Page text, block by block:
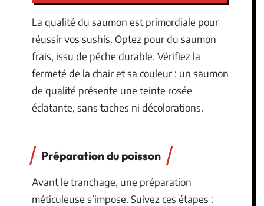
La qualité du saumon est primordiale pour
réussir vos sushis. Optez pour du saumon
frais, issu de pêche durable. Vérifiez la
fermeté de la chair et sa couleur : un saumon
de qualité présente une teinte rosée
éclatante, sans taches ni décolorations.
Préparation du poisson
Avant le tranchage, une préparation
méticuleuse s’impose. Suivez ces étapes :